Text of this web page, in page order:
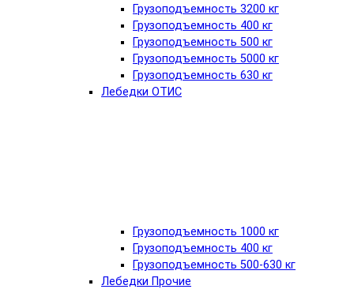
Грузоподъемность 3200 кг
Грузоподъемность 400 кг
Грузоподъемность 500 кг
Грузоподъемность 5000 кг
Грузоподъемность 630 кг
Лебедки ОТИС
Грузоподъемность 1000 кг
Грузоподъемность 400 кг
Грузоподъемность 500-630 кг
Лебедки Прочие